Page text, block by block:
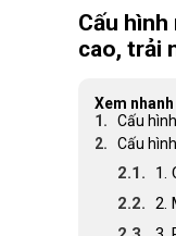
Cấu
cao, trải
Xem nhanh
Cấu
Cấu
1.
2.